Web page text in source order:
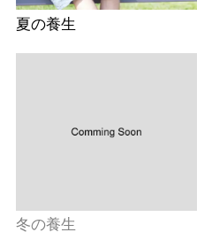
夏の養生
冬の養生